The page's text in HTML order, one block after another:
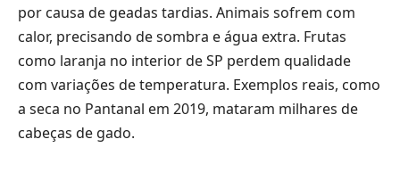
por causa de geadas tardias. Animais sofrem com
calor, precisando de sombra e água extra. Frutas
como laranja no interior de SP perdem qualidade
com variações de temperatura. Exemplos reais, como
a seca no Pantanal em 2019, mataram milhares de
cabeças de gado.